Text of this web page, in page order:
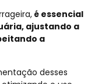
é essencial
ajustando a
a
desses